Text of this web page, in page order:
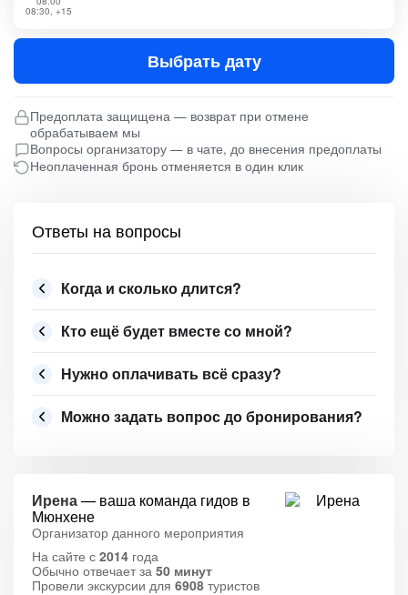
08:30, +15
Выбрать дату
Предоплата защищена — возврат при отмене
обрабатываем мы
Вопросы организатору — в чате, до внесения предоплаты
Неоплаченная бронь отменяется в один клик
Ответы на вопросы
Когда и сколько длится?
Кто ещё будет вместе со мной?
Нужно оплачивать всё сразу?
Можно задать вопрос до бронирования?
Ирена— ваша команда гидов в
Мюнхене
Организатор данного мероприятия
На сайте с 2014 года
Обычно отвечает за 50 минут
Провели экскурсии для 6908 туристов